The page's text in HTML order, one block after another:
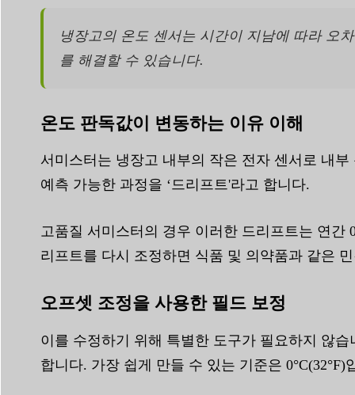
냉장고의 온도 센서는 시간이 지남에 따라 오
를 해결할 수 있습니다.
온도 판독값이 변동하는 이유 이해
서미스터는 냉장고 내부의 작은 전자 센서로 내
예측 가능한 과정을 ‘드리프트'라고 합니다.
고품질 서미스터의 경우 이러한 드리프트는 연간
리프트를 다시 조정하면 식품 및 의약품과 같은
오프셋 조정을 사용한 필드 보정
이를 수정하기 위해 특별한 도구가 필요하지 않
합니다. 가장 쉽게 만들 수 있는 기준은 0°C(32°F)